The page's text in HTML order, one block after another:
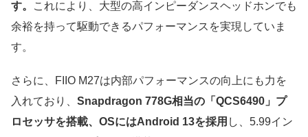
す。
これにより、大型の高インピーダンスヘッドホンでも
余裕を持って駆動できるパフォーマンスを実現していま
す。
さらに、FIIO M27は内部パフォーマンスの向上にも力を
入れており、 Snapdragon 778G相当の「QCS6490」プ
ロセッサを搭載、OSにはAndroid 13を採用 し、5.99イン